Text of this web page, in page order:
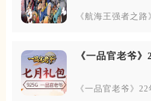
《航海王强者之
《一品官老爷
《一品官老爷》